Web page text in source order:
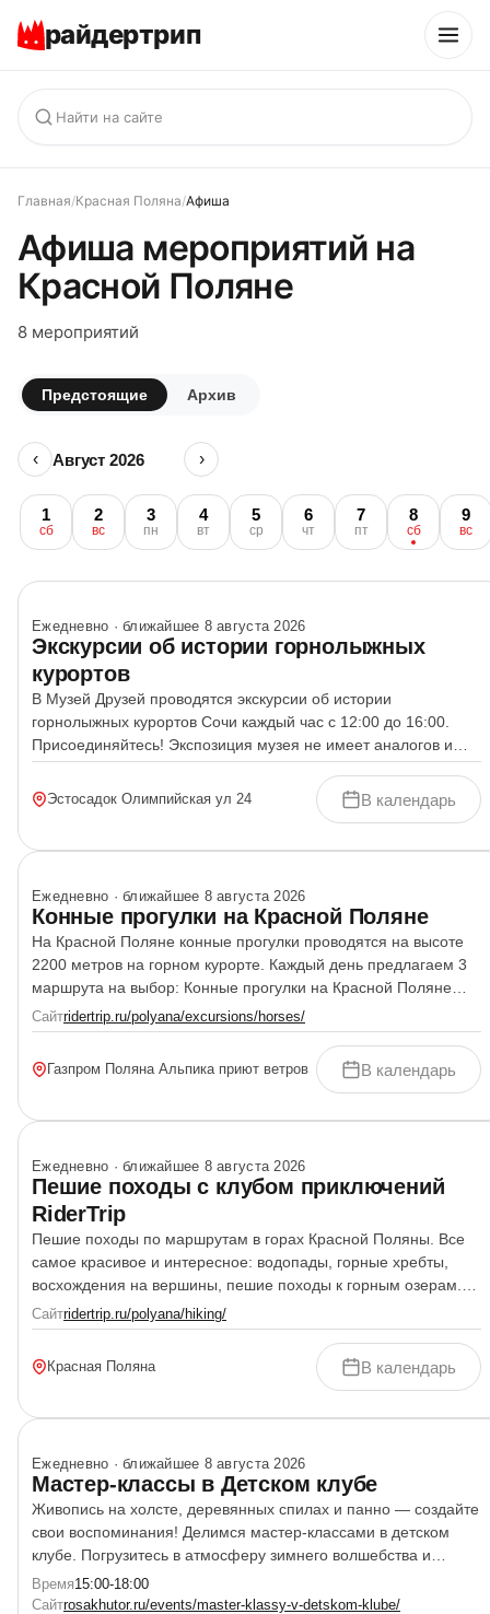
райдертрип
Главная/Красная Поляна/Афиша
Афиша мероприятий на
Красной Поляне
8 мероприятий
Предстоящие Архив
‹ Август 2026 ›
1
сб
2
вс
3
пн
4
вт
5
ср
6
чт
7
пт
8
сб
9
вс
Ежедневно · ближайшее 8 августа 2026
Экскурсии об истории горнолыжных
курортов
В Музей Друзей проводятся экскурсии об истории
горнолыжных курортов Сочи каждый час с 12:00 до 16:00.
Присоединяйтесь! Экспозиция музея не имеет аналогов и
объединяет более 4000 уникальных экспонатов: горные и
охотничьи лыжи и сноуборды разных эпох, экипировку
легендарных спортсменов, редкие архивные материалы,
Эстосадок Олимпийская ул 24 В календарь
Ежедневно · ближайшее 8 августа 2026
Конные прогулки на Красной Поляне
На Красной Поляне конные прогулки проводятся на высоте
2200 метров на горном курорте. Каждый день предлагаем 3
маршрута на выбор: Конные прогулки на Красной Поляне
проводятся на высоте 2200 метров в горах, откуда вы
сможете увидеть даже Черное море! Верхом на лошади в
сопровождении гида вы прокатитесь по горному хребту,
научитесь управлять лошадью и пообщаетесь [&hellip;]
Сайтridertrip.ru/polyana/excursions/horses/
Газпром Поляна Альпика приют ветров В календарь
Ежедневно · ближайшее 8 августа 2026
Пешие походы с клубом приключений
RiderTrip
Пешие походы по маршрутам в горах Красной Поляны. Все
самое красивое и интересное: водопады, горные хребты,
восхождения на вершины, пешие походы к горным озерам.
Маршруты пеших походов на Красной Поляне и Роза Хутор
от RiderTrip Посмотреть все пешие походы с гидом на
Сайтridertrip.ru/polyana/hiking/
Красная Поляна В календарь
Ежедневно · ближайшее 8 августа 2026
Мастер-классы в Детском клубе
Живопись на холсте, деревянных спилах и панно — создайте
свои воспоминания! Делимся мастер-классами в детском
клубе. Погрузитесь в атмосферу зимнего волшебства и
творчества в Детском клубе. Под руководством мастера
создайте уникальную работу, которая сохранит тепло и
Время15:00-18:00
Сайтrosakhutor.ru/events/master-klassy-v-detskom-klube/